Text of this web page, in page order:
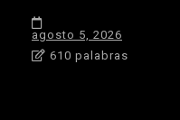
agosto 5, 2026
610 palabras